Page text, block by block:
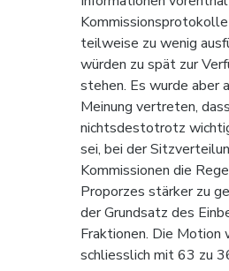
teilweise zu wenig
würden zu spät zur
stehen. Es wurde aber
Meinung vertreten,
nichtsdestotrotz
sei, bei der
Kommissionen die
Proporzes stärker zu
der Grundsatz des
Fraktionen. Die Motion
schliesslich mit 63 zu